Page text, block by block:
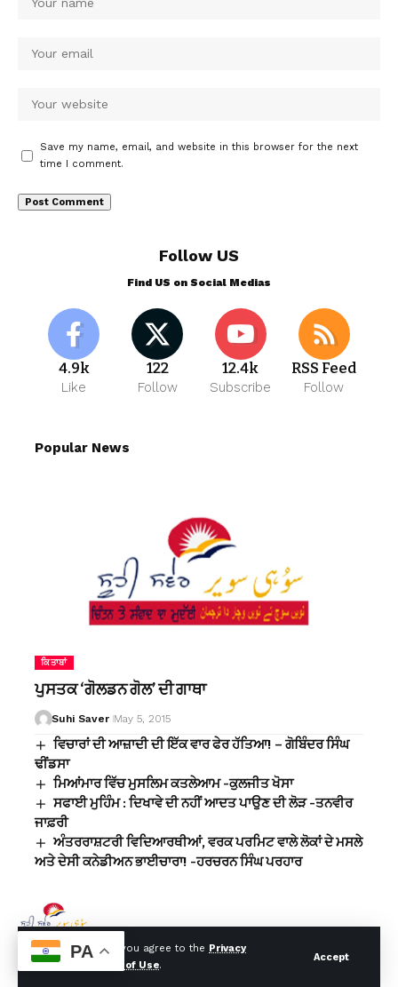
By using this site, you agree to the Privacy
Policy
Terms of Use.
Accept
Save my name, email, and website in this browser for the next
time I comment.
Follow US
Find US on Social Medias
4.9k
Like
122
Follow
12.4k
Subscribe
RSS Feed
Follow
Popular News
ਕਿਤਾਬਾਂ
ਪੁਸਤਕ ‘ਗੋਲਡਨ ਗੋਲ’ ਦੀ ਗਾਥਾ
Suhi Saver May 5, 2015
ਵਿਚਾਰਾਂ ਦੀ ਆਜ਼ਾਦੀ ਦੀ ਇੱਕ ਵਾਰ ਫੇਰ ਹੱਤਿਆ! – ਗੋਬਿੰਦਰ ਸਿੰਘ
ਢੀਂਡਸਾ
ਮਿਆਂਮਾਰ ਵਿੱਚ ਮੁਸਲਿਮ ਕਤਲੇਆਮ -ਕੁਲਜੀਤ ਖੋਸਾ
ਸਫਾਈ ਮੁਹਿੰਮ : ਦਿਖਾਵੇ ਦੀ ਨਹੀਂ ਆਦਤ ਪਾਉਣ ਦੀ ਲੋੜ -ਤਨਵੀਰ
ਜਾਫ਼ਰੀ
ਅੰਤਰਰਾਸ਼ਟਰੀ ਵਿਦਿਆਰਥੀਆਂ, ਵਰਕ ਪਰਮਿਟ ਵਾਲੇ ਲੋਕਾਂ ਦੇ ਮਸਲੇ
ਅਤੇ ਦੇਸੀ ਕਨੇਡੀਅਨ ਭਾਈਚਾਰਾ! -ਹਰਚਰਨ ਸਿੰਘ ਪਰਹਾਰ
© Suhi Saver. Designed By:
PA